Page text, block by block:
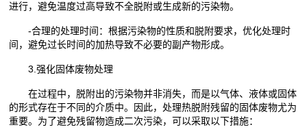
进行，避免温度过高导致不全脱附或生成新的污染物。
-合理的处理时间：根据污染物的性质和脱附要求，优化处理时
间，避免过长时间的加热导致不必要的副产物形成。
3.强化固体废物处理
在过程中，脱附出的污染物并非消失，而是以气体、液体或固体
的形式存在于不同的介质中。因此，处理热脱附残留的固体废物尤为
重要。为了避免残留物造成二次污染，可以采取以下措施：